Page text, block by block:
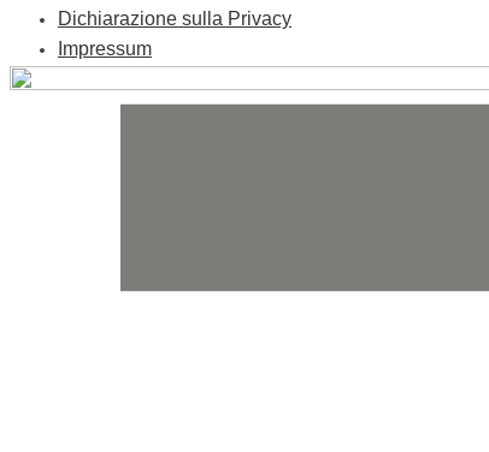
Dichiarazione sulla Privacy
Impressum
Skip